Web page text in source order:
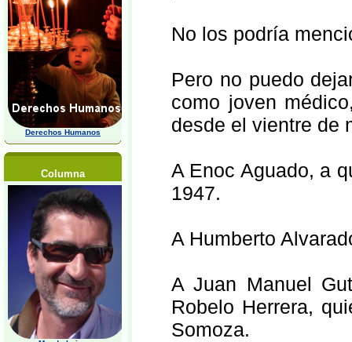
Derechos Humanos
Columna
No los podría
Pero no puedo
como joven
desde el vientre de
A Enoc Aguado, a
1947.
A Humberto
A Juan Manuel
Robelo Herrera,
Somoza.